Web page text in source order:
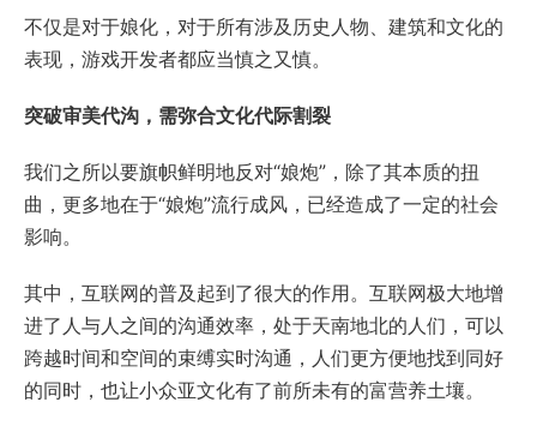
不仅是对于娘化，对于所有涉及历史人物、建筑和文化的
表现，游戏开发者都应当慎之又慎。
突破审美代沟，需弥合文化代际割裂
我们之所以要旗帜鲜明地反对“娘炮”，除了其本质的扭
曲，更多地在于“娘炮”流行成风，已经造成了一定的社会
影响。
其中，互联网的普及起到了很大的作用。互联网极大地增
进了人与人之间的沟通效率，处于天南地北的人们，可以
跨越时间和空间的束缚实时沟通，人们更方便地找到同好
的同时，也让小众亚文化有了前所未有的富营养土壤。